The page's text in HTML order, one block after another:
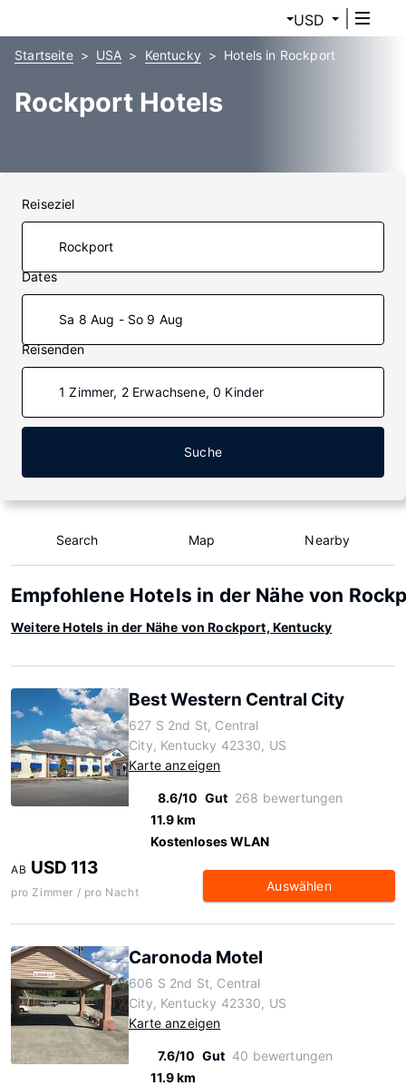
USD
Startseite USA Kentucky Hotels in Rockport
Rockport Hotels
Reiseziel
Dates
Sa 8 Aug - So 9 Aug
Reisenden
1 Zimmer, 2 Erwachsene, 0 Kinder
Suche
Search Map Nearby
Empfohlene Hotels in der Nähe von
Weitere Hotels in der Nähe von Rockport, Kentucky
Best Western Central City
627 S 2nd St, Central
City, Kentucky 42330, US
Karte anzeigen
8.6/10 Gut 268 bewertungen
11.9 km
Kostenloses WLAN
AB USD 113
pro Zimmer / pro Nacht Auswählen
Caronoda Motel
606 S 2nd St, Central
City, Kentucky 42330, US
Karte anzeigen
7.6/10 Gut 40 bewertungen
11.9 km